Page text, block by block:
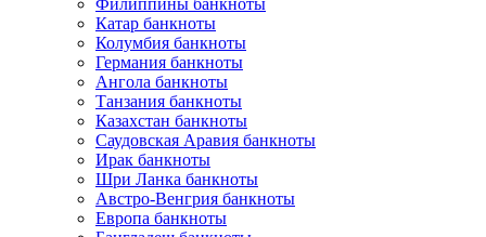
Филиппины банкноты
Катар банкноты
Колумбия банкноты
Германия банкноты
Ангола банкноты
Танзания банкноты
Казахстан банкноты
Саудовская Аравия банкноты
Ирак банкноты
Шри Ланка банкноты
Австро-Венгрия банкноты
Европа банкноты